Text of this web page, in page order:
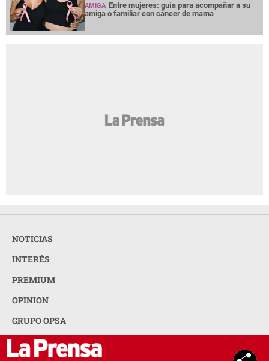
AMIGA Entre mujeres: guía para acompañar a su
amiga o familiar con cáncer de mama
NOTICIAS
INTERÉS
PREMIUM
OPINION
GRUPO OPSA